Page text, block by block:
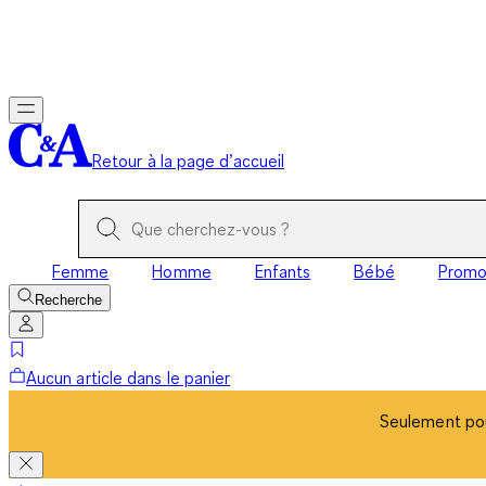
Retour à la page d’accueil
Femme Homme Enfants Bébé Promo
Recherche
Aucun article dans le panier
Seulement